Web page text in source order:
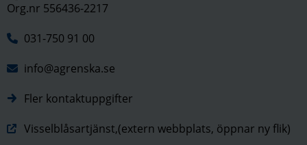
Org.nr 556436-2217
031-750 91 00
info@agrenska.se
Fler kontaktuppgifter
Visselblåsartjänst,(extern webbplats, öppnar ny flik)